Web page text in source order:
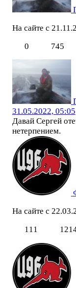
На сайте с
0
745
31.05.2022, 05:05
Давай Сергей
нетерпением.
На сайте с
111